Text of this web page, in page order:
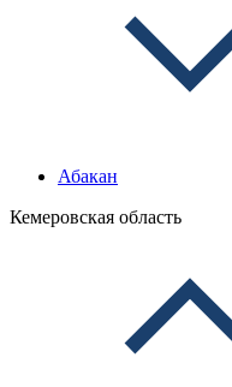
Абакан
Кемеровская область